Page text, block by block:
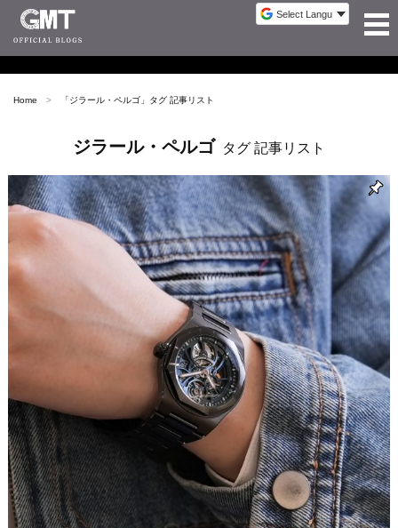
Home 「ジラール・ペルゴ 」タグ 記事リスト
ジラール・ペルゴ タグ 記事リスト